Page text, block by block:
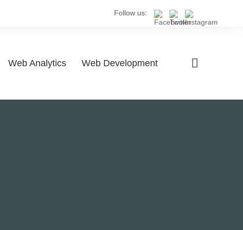
Follow us:
Web Analytics Web Development